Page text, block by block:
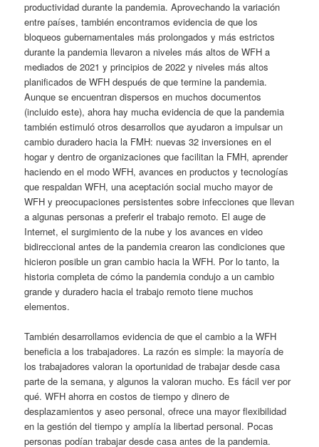
productividad durante la pandemia. Aprovechando la variación
entre países, también encontramos evidencia de que los
bloqueos gubernamentales más prolongados y más estrictos
durante la pandemia llevaron a niveles más altos de WFH a
mediados de 2021 y principios de 2022 y niveles más altos
planificados de WFH después de que termine la pandemia.
Aunque se encuentran dispersos en muchos documentos
(incluido este), ahora hay mucha evidencia de que la pandemia
también estimuló otros desarrollos que ayudaron a impulsar un
cambio duradero hacia la FMH: nuevas 32 inversiones en el
hogar y dentro de organizaciones que facilitan la FMH, aprender
haciendo en el modo WFH, avances en productos y tecnologías
que respaldan WFH, una aceptación social mucho mayor de
WFH y preocupaciones persistentes sobre infecciones que llevan
a algunas personas a preferir el trabajo remoto. El auge de
Internet, el surgimiento de la nube y los avances en video
bidireccional antes de la pandemia crearon las condiciones que
hicieron posible un gran cambio hacia la WFH. Por lo tanto, la
historia completa de cómo la pandemia condujo a un cambio
grande y duradero hacia el trabajo remoto tiene muchos
elementos.
También desarrollamos evidencia de que el cambio a la WFH
beneficia a los trabajadores. La razón es simple: la mayoría de
los trabajadores valoran la oportunidad de trabajar desde casa
parte de la semana, y algunos la valoran mucho. Es fácil ver por
qué. WFH ahorra en costos de tiempo y dinero de
desplazamientos y aseo personal, ofrece una mayor flexibilidad
en la gestión del tiempo y amplía la libertad personal. Pocas
personas podían trabajar desde casa antes de la pandemia.